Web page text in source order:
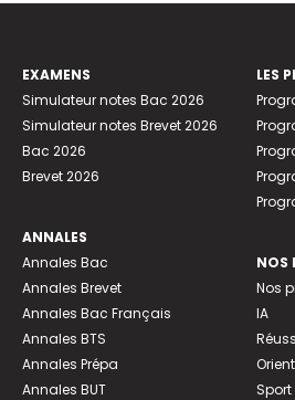
EXAMENS
Simulateur notes Bac 2026
Simulateur notes Brevet 2026
Bac 2026
Brevet 2026
ANNALES
Annales Bac
Annales Brevet
Annales Bac Français
Annales BTS
Annales Prépa
Annales BUT
LES
NOS
Nos
IA
Sport